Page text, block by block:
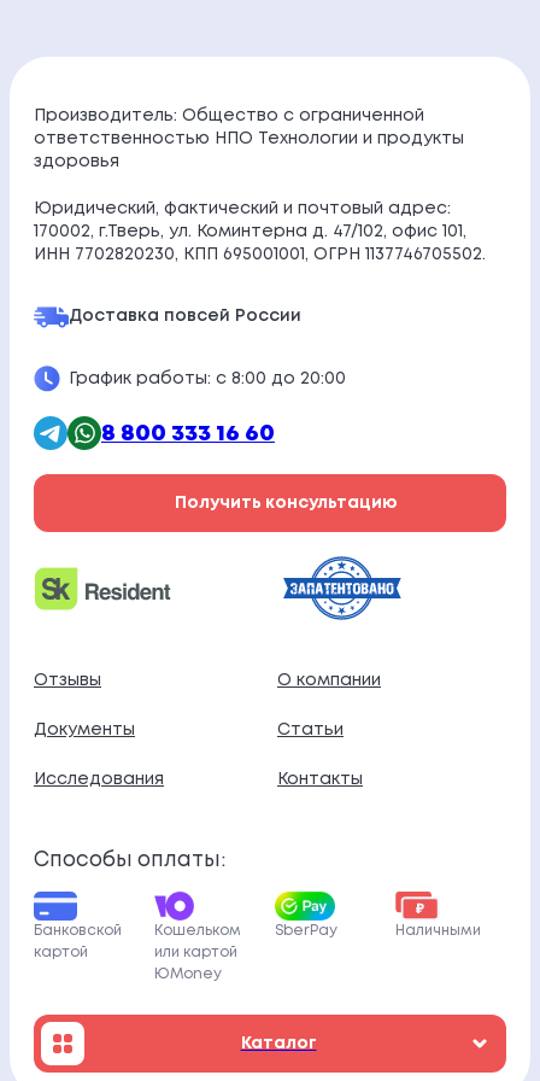
Производитель: Общество с ограниченной
ответственностью НПО Технологии и продукты
здоровья
Юридический, фактический и почтовый адрес:
170002, г.Тверь, ул. Коминтерна д. 47/102, офис 101,
ИНН 7702820230, КПП 695001001, ОГРН 1137746705502.
Доставка повсей России
График работы: с 8:00 до 20:00
8 800 333 16 60
Получить консультацию
Отзывы О компании
Документы Статьи
Исследования Контакты
Способы оплаты:
Банковской
картой
Кошельком
или картой
ЮMoney
SberPay Наличными
Каталог